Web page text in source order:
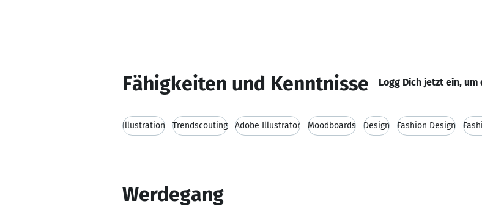
Fähigkeiten und Kenntnisse Logg Dich jetzt ein,
Illustration Trendscouting Adobe Illustrator Moodboards Design Fashion Design
Werdegang